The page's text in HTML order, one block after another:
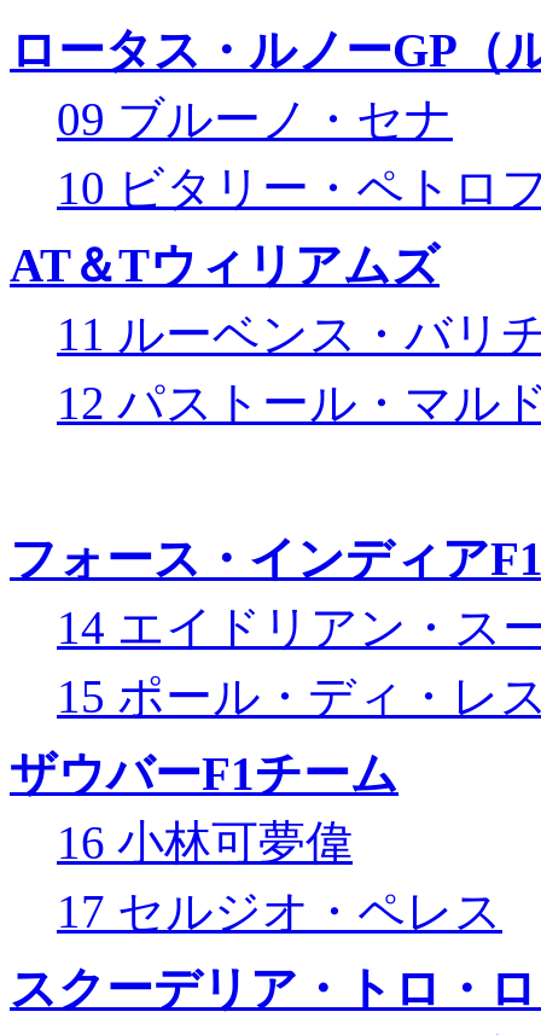
ロータス・ルノーGP（
09 ブルーノ・セナ
10 ビタリー・ペトロ
AT＆Tウィリアムズ
11 ルーベンス・バリ
12 パストール・マル
フォース・インディア
14 エイドリアン・ス
15 ポール・ディ・レ
ザウバーF1チーム
16 小林可夢偉
17 セルジオ・ペレス
スクーデリア・トロ・